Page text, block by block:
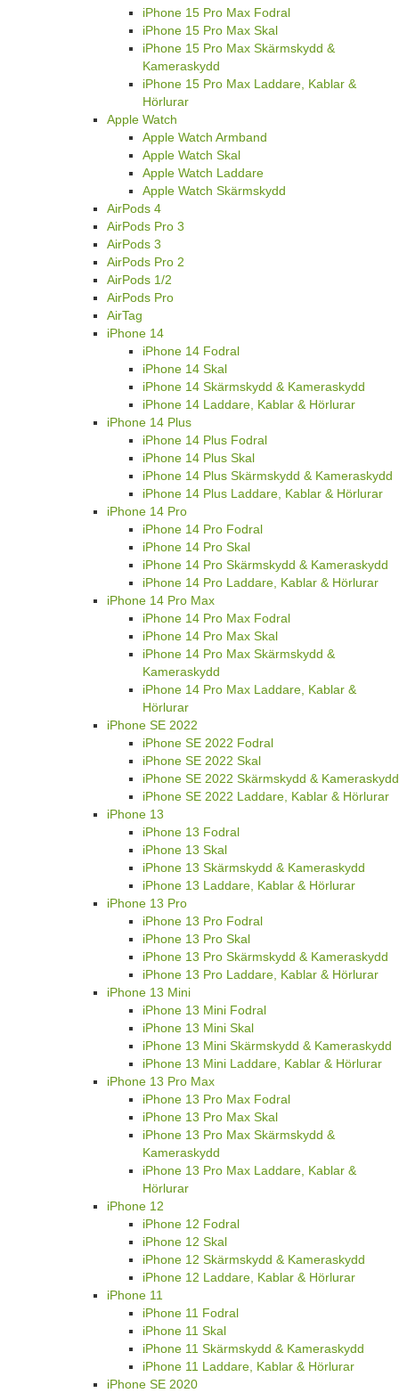
iPhone 15 Pro Max Fodral
iPhone 15 Pro Max Skal
iPhone 15 Pro Max Skärmskydd &
Kameraskydd
iPhone 15 Pro Max Laddare, Kablar &
Hörlurar
Apple Watch
Apple Watch Armband
Apple Watch Skal
Apple Watch Laddare
Apple Watch Skärmskydd
AirPods 4
AirPods Pro 3
AirPods 3
AirPods Pro 2
AirPods 1/2
AirPods Pro
AirTag
iPhone 14
iPhone 14 Fodral
iPhone 14 Skal
iPhone 14 Skärmskydd & Kameraskydd
iPhone 14 Laddare, Kablar & Hörlurar
iPhone 14 Plus
iPhone 14 Plus Fodral
iPhone 14 Plus Skal
iPhone 14 Plus Skärmskydd & Kameraskydd
iPhone 14 Plus Laddare, Kablar & Hörlurar
iPhone 14 Pro
iPhone 14 Pro Fodral
iPhone 14 Pro Skal
iPhone 14 Pro Skärmskydd & Kameraskydd
iPhone 14 Pro Laddare, Kablar & Hörlurar
iPhone 14 Pro Max
iPhone 14 Pro Max Fodral
iPhone 14 Pro Max Skal
iPhone 14 Pro Max Skärmskydd &
Kameraskydd
iPhone 14 Pro Max Laddare, Kablar &
Hörlurar
iPhone SE 2022
iPhone SE 2022 Fodral
iPhone SE 2022 Skal
iPhone SE 2022 Skärmskydd & Kameraskydd
iPhone SE 2022 Laddare, Kablar & Hörlurar
iPhone 13
iPhone 13 Fodral
iPhone 13 Skal
iPhone 13 Skärmskydd & Kameraskydd
iPhone 13 Laddare, Kablar & Hörlurar
iPhone 13 Pro
iPhone 13 Pro Fodral
iPhone 13 Pro Skal
iPhone 13 Pro Skärmskydd & Kameraskydd
iPhone 13 Pro Laddare, Kablar & Hörlurar
iPhone 13 Mini
iPhone 13 Mini Fodral
iPhone 13 Mini Skal
iPhone 13 Mini Skärmskydd & Kameraskydd
iPhone 13 Mini Laddare, Kablar & Hörlurar
iPhone 13 Pro Max
iPhone 13 Pro Max Fodral
iPhone 13 Pro Max Skal
iPhone 13 Pro Max Skärmskydd &
Kameraskydd
iPhone 13 Pro Max Laddare, Kablar &
Hörlurar
iPhone 12
iPhone 12 Fodral
iPhone 12 Skal
iPhone 12 Skärmskydd & Kameraskydd
iPhone 12 Laddare, Kablar & Hörlurar
iPhone 11
iPhone 11 Fodral
iPhone 11 Skal
iPhone 11 Skärmskydd & Kameraskydd
iPhone 11 Laddare, Kablar & Hörlurar
iPhone SE 2020